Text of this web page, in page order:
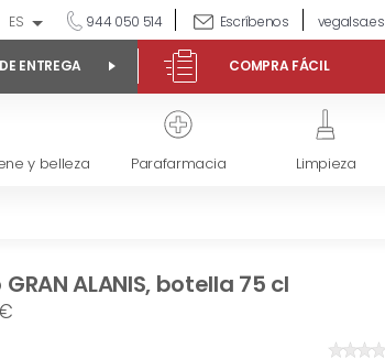
ES 944 050 514 Escríbenos vegalsa.es
ENTREGA COMPRA FÁCIL
y belleza Parafarmacia Limpieza
ALANIS, botella 75 cl